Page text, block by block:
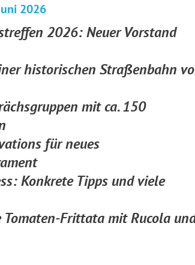
2026
2026: Neuer Vorstand
historischen Straßenbahn
mit ca. 150
für neues
Konkrete Tipps und viele
Frittata mit Rucola